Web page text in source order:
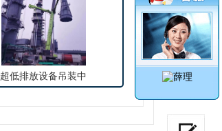
超低排放设备吊装中